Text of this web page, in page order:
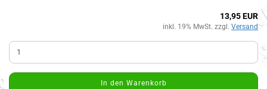
13,95 EUR
inkl. 19% MwSt. zzgl. Versand
In den Warenkorb